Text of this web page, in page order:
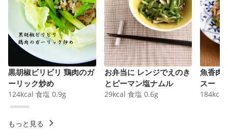
黒胡椒ビリビリ 鶏肉のガ
ーリック炒め
124kcal 食塩 0.9g
お弁当に レンジでえのき
とピーマン塩ナムル
29kcal 食塩 0.6g
魚香肉
スー
184kcal
もっと見る